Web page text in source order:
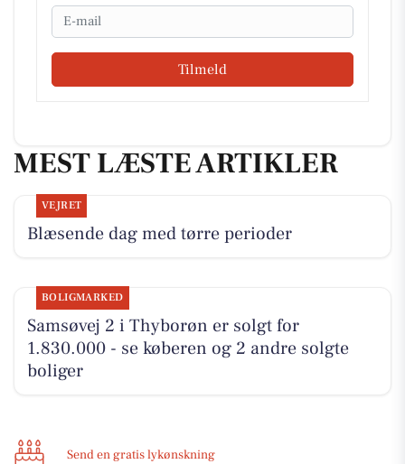
Email
Tilmeld
MEST LÆSTE ARTIKLER
VEJRET
Blæsende dag med tørre perioder
BOLIGMARKED
Samsøvej 2 i Thyborøn er solgt for
1.830.000 - se køberen og 2 andre solgte
boliger
Send en gratis lykønskning